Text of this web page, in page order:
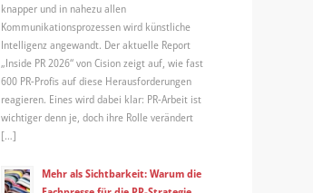
knapper und in nahezu allen
Kommunikationsprozessen wird künstliche
Intelligenz angewandt. Der aktuelle Report
„Inside PR 2026“ von Cision zeigt auf, wie fast
600 PR-Profis auf diese Herausforderungen
reagieren. Eines wird dabei klar: PR-Arbeit ist
wichtiger denn je, doch ihre Rolle verändert
[…]
Mehr als Sichtbarkeit: Warum die